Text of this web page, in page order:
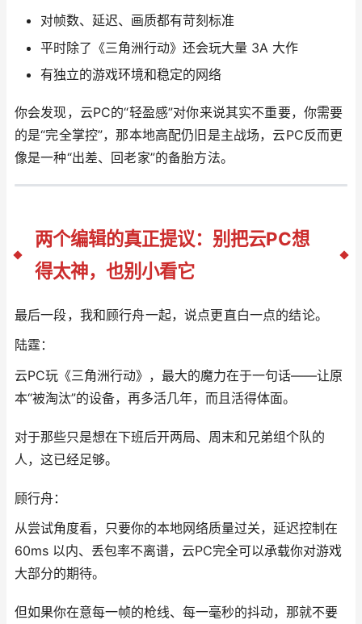
对帧数、延迟、画质都有苛刻标准
平时除了《三角洲行动》还会玩大量 3A 大作
有独立的游戏环境和稳定的网络
你会发现，云PC的“轻盈感”对你来说其实不重要，你需要
的是“完全掌控”，那本地高配仍旧是主战场，云PC反而更
像是一种“出差、回老家”的备胎方法。
两个编辑的真正提议：别把云PC想
得太神，也别小看它
最后一段，我和顾行舟一起，说点更直白一点的结论。
陆霆：
云PC玩《三角洲行动》，最大的魔力在于一句话——让原
本“被淘汰”的设备，再多活几年，而且活得体面。
对于那些只是想在下班后开两局、周末和兄弟组个队的
人，这已经足够。
顾行舟：
从尝试角度看，只要你的本地网络质量过关，延迟控制在
60ms 以内、丢包率不离谱，云PC完全可以承载你对游戏
大部分的期待。
但如果你在意每一帧的枪线、每一毫秒的抖动，那就不要